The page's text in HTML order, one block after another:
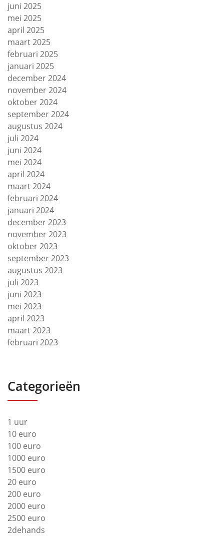
juni 2025
mei 2025
april 2025
maart 2025
februari 2025
januari 2025
december 2024
november 2024
oktober 2024
september 2024
augustus 2024
juli 2024
juni 2024
mei 2024
april 2024
maart 2024
februari 2024
januari 2024
december 2023
november 2023
oktober 2023
september 2023
augustus 2023
juli 2023
juni 2023
mei 2023
april 2023
maart 2023
februari 2023
Categorieën
1 uur
10 euro
100 euro
1000 euro
1500 euro
20 euro
200 euro
2000 euro
2500 euro
2dehands